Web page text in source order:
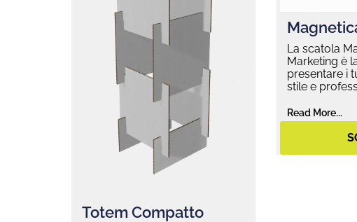
Totem Compatto
La scatola
Marketing è
presentare i
stile e
Read More...